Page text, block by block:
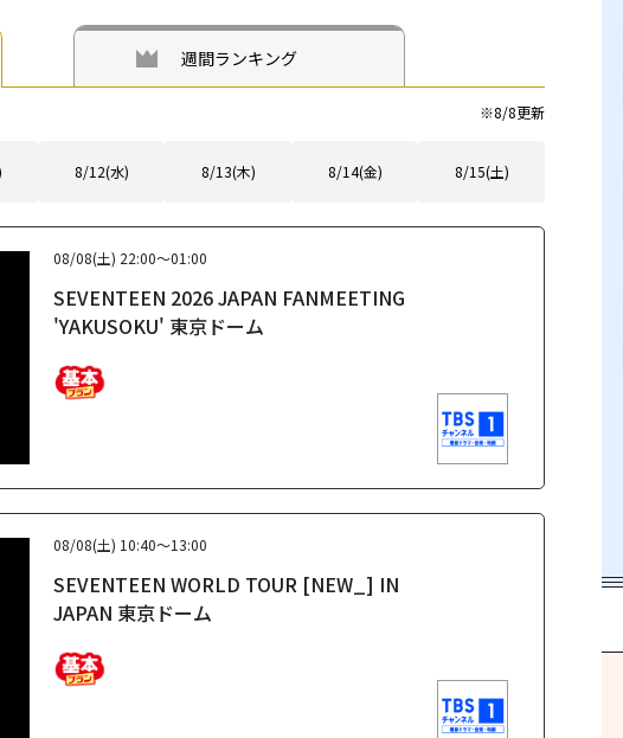
週間ランキング
※8/8更新
8/12(水) 8/13(木) 8/14(金) 8/15(土)
08/08(土) 22:00～01:00
SEVENTEEN 2026 JAPAN FANMEETING
'YAKUSOKU' 東京ドーム
08/08(土) 10:40～13:00
SEVENTEEN WORLD TOUR [NEW_] IN
JAPAN 東京ドーム